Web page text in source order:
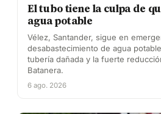
El tubo tiene la culpa de
agua potable
Vélez, Santander, sigue en
desabastecimiento de agua
tubería dañada y la fuerte
Batanera.
6 ago. 2026